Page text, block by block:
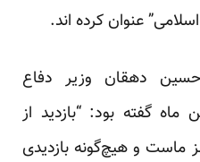
عنوان کرده اند.
دهقان وزیر دفاع
۱۹ فروردین ماه گفته بود: “بازدید از
ماست و هیچ‌گونه بازدیدی